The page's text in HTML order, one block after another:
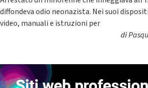
diffondeva odio neonazista. Nei suoi
video, manuali e istruzioni per
di